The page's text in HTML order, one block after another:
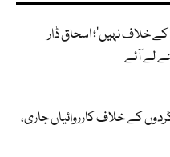
خلاف نہیں’؛ اسحاق ڈار
لے آئے
کے خلاف کارروائیاں جاری،